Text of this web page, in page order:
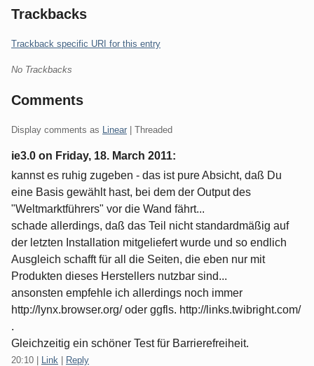
Trackbacks
Trackback specific URI for this entry
No Trackbacks
Comments
Display comments as Linear | Threaded
ie3.0 on Friday, 18. March 2011:
kannst es ruhig zugeben - das ist pure Absicht, daß Du
eine Basis gewählt hast, bei dem der Output des
"Weltmarktführers" vor die Wand fährt...
schade allerdings, daß das Teil nicht standardmäßig auf
der letzten Installation mitgeliefert wurde und so endlich
Ausgleich schafft für all die Seiten, die eben nur mit
Produkten dieses Herstellers nutzbar sind...
ansonsten empfehle ich allerdings noch immer
http://lynx.browser.org/ oder ggfls. http://links.twibright.com/
.
Gleichzeitig ein schöner Test für Barrierefreiheit.
20:10 Link Reply